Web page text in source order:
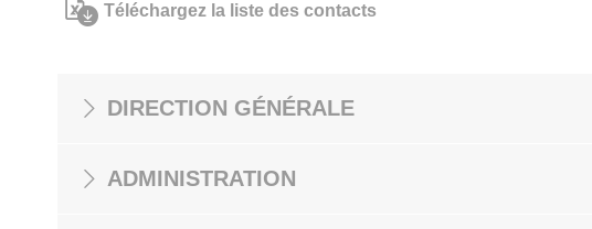
Téléchargez la liste des contacts
DIRECTION GÉNÉRALE
ADMINISTRATION